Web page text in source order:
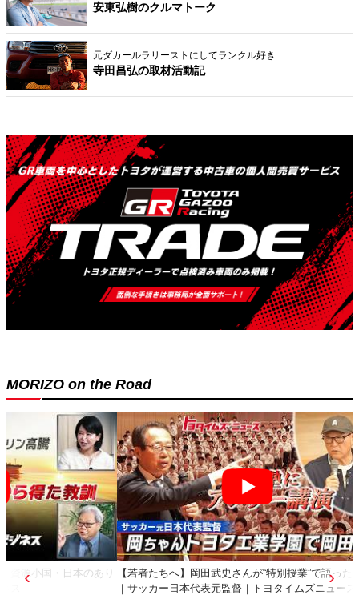
安東弘樹のクルマトーク
元ダカールラリーストにしてランクル好き
寺田昌弘の取材活動記
MORIZO on the Road
【若者たちへ】岡田武史さんが“特別授業”で語ったこと
｜サッカー日本代表元監督｜トヨタイムズニュース